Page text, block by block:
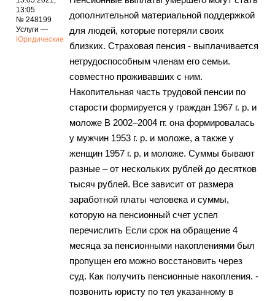
13:05
№ 248199
Услуги —
Юридические
дополнительной материальной поддержкой
для людей, которые потеряли своих
близких. Страховая пенсия - выплачивается
нетрудоспособным членам его семьи.
совместно проживавших с ним.
Накопительная часть трудовой пенсии по
старости формируется у граждан 1967 г. р. и
моложе В 2002–2004 гг. она формировалась
у мужчин 1953 г. р. и моложе, а также у
женщин 1957 г. р. и моложе. Суммы бывают
разные – от нескольких рублей до десятков
тысяч рублей. Все зависит от размера
заработной платы человека и суммы,
которую на пенсионный счет успел
перечислить Если срок на обращение 4
месяца за пенсионными накоплениями был
пропущен его можно восстановить через
суд. Как получить пенсионные накопления. -
позвонить юристу по тел указанному в